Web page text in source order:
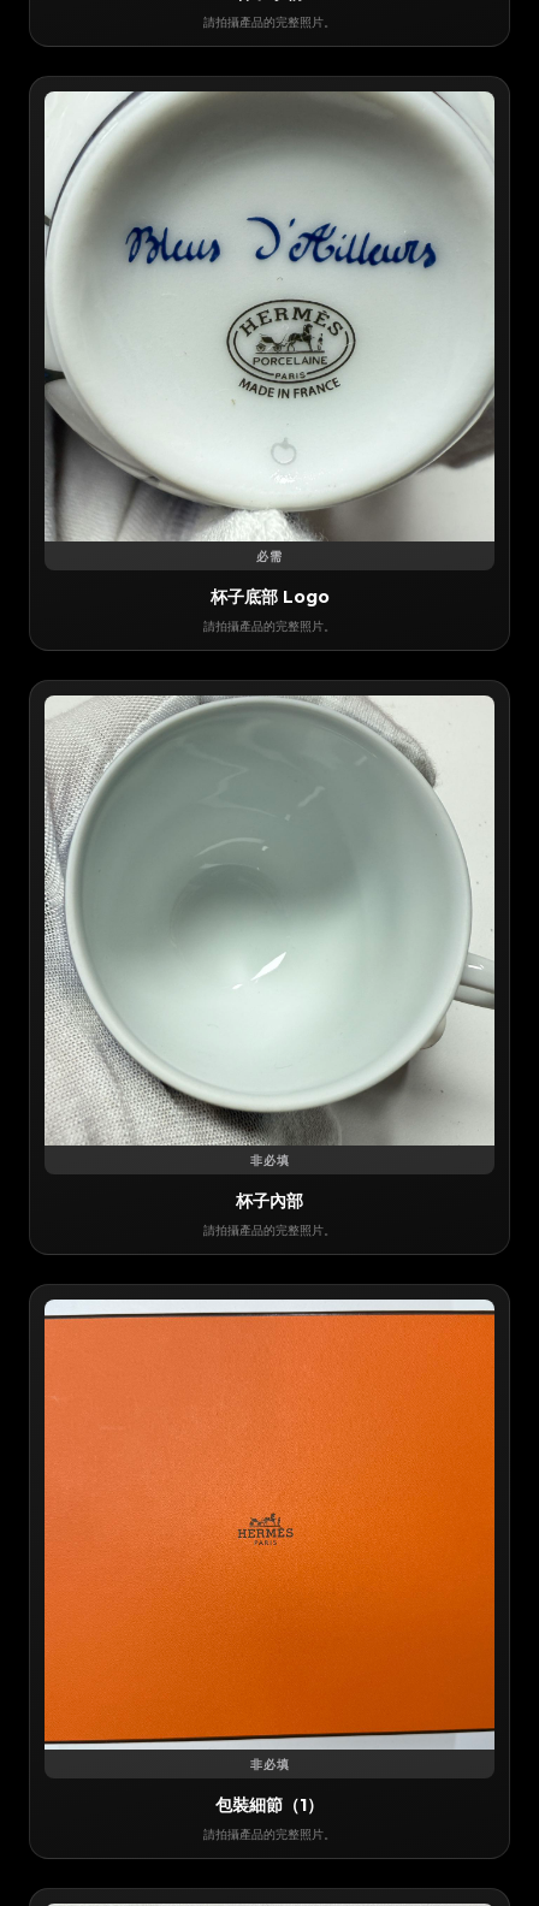
請拍攝產品的完整照片。
必需
杯子底部 Logo
請拍攝產品的完整照片。
非必填
杯子內部
請拍攝產品的完整照片。
非必填
包裝細節（1）
請拍攝產品的完整照片。